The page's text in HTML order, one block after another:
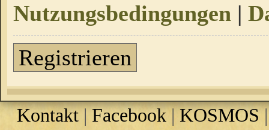
Nutzungsbedingungen |
Registrieren
Kontakt | Facebook |KOSMOS